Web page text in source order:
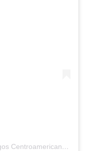
Una publicación compartida por Juegos Centroamericanos, Guatemala 2025 (@jcaguatemala2025)